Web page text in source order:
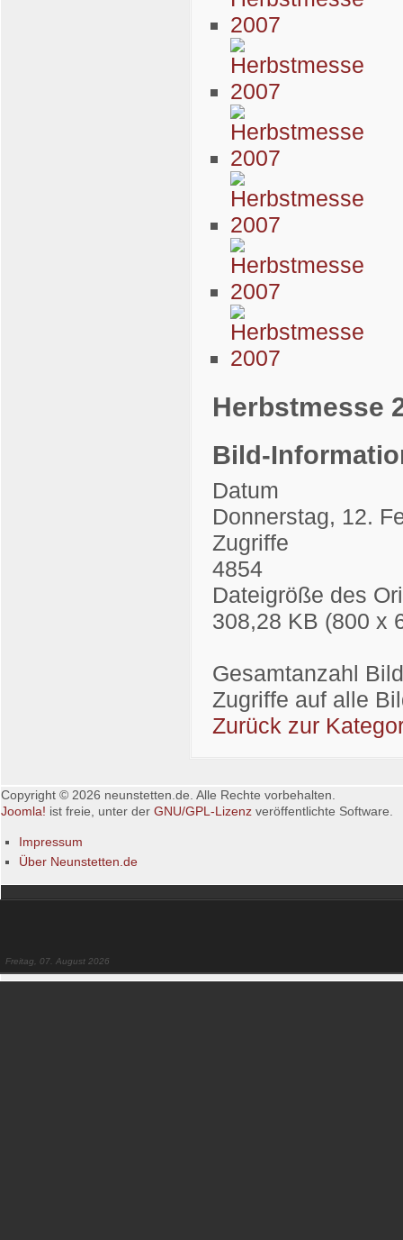
Herbstmesse
Bild-
Datum
Donnerstag, 12.
Zugriffe
4854
Dateigröße des
308,28 KB (800 x
Gesamtanzahl
Zugriffe auf alle
Zurück zur
Copyright © 2026 neunstetten.de. Alle Rechte vorbehalten.
Joomla! ist freie, unter der GNU/GPL-Lizenz veröffentlichte Software.
Impressum
Über Neunstetten.de
Freitag, 07. August 2026